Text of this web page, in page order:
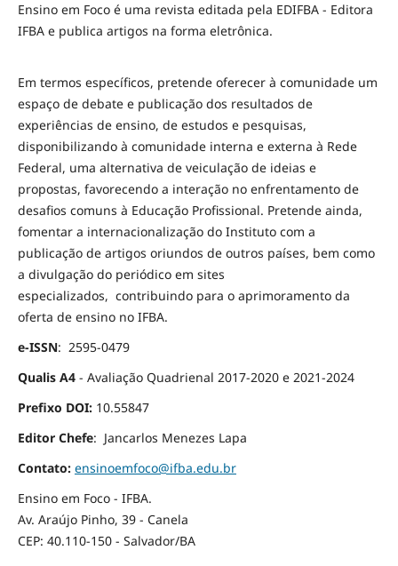
Ensino em Foco é uma revista editada pela EDIFBA - Editora
IFBA e publica artigos na forma eletrônica.
Em termos específicos, pretende oferecer à comunidade um
espaço de debate e publicação dos resultados de
experiências de ensino, de estudos e pesquisas,
disponibilizando à comunidade interna e externa à Rede
Federal, uma alternativa de veiculação de ideias e
propostas, favorecendo a interação no enfrentamento de
desafios comuns à Educação Profissional. Pretende ainda,
fomentar a internacionalização do Instituto com a
publicação de artigos oriundos de outros países, bem como
a divulgação do periódico em sites
especializados, contribuindo para o aprimoramento da
oferta de ensino no IFBA.
e-ISSN: 2595-0479
Qualis A4- Avaliação Quadrienal 2017-2020 e 2021-2024
Prefixo DOI:10.55847
Editor Chefe: Jancarlos Menezes Lapa
Contato: ensinoemfoco@ifba.edu.br
Ensino em Foco - IFBA.
Av. Araújo Pinho, 39 - Canela
CEP: 40.110-150 - Salvador/BA